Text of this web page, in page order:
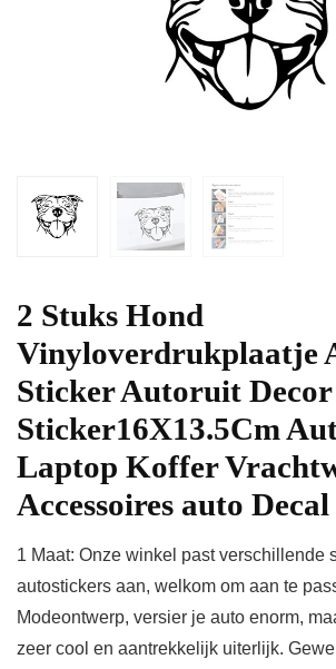
2 Stuks Hond
Vinyloverdrukplaatje
Sticker Autoruit
Sticker16X13.5Cm
Laptop Koffer
Accessoires auto Decal
1 Maat: Onze winkel past verschillende
autostickers aan, welkom om aan te
Modeontwerp, versier je auto enorm,
zeer cool en aantrekkelijk uiterlijk.